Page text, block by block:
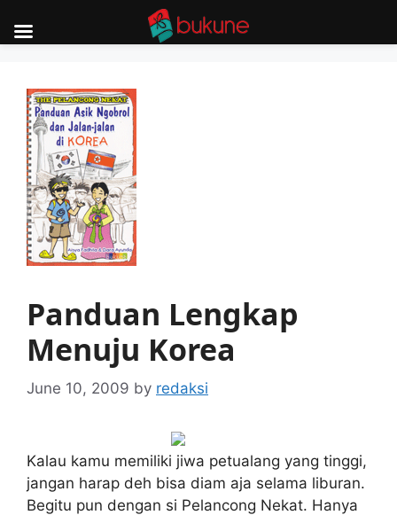
content
Panduan Lengkap
Menuju Korea
June 10, 2009 by redaksi
Kalau kamu memiliki jiwa petualang yang tinggi,
jangan harap deh bisa diam aja selama liburan.
Begitu pun dengan si Pelancong Nekat. Hanya